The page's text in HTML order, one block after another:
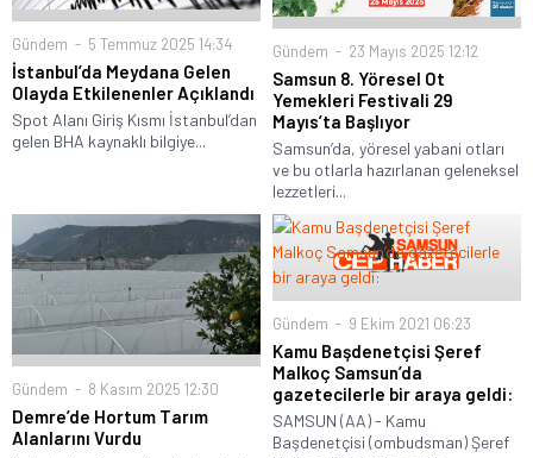
Gündem 5 Temmuz 2025 14:34
İstanbul’da Meydana Gelen
Olayda Etkilenenler Açıklandı
Spot Alanı Giriş Kısmı İstanbul’dan
gelen BHA kaynaklı bilgiye...
Gündem 23 Mayıs 2025 12:12
Samsun 8. Yöresel Ot
Yemekleri Festivali 29
Mayıs’ta Başlıyor
Samsun’da, yöresel yabani otları
ve bu otlarla hazırlanan geleneksel
lezzetleri...
Gündem 8 Kasım 2025 12:30
Demre’de Hortum Tarım
Alanlarını Vurdu
Gündem 9 Ekim 2021 06:23
Kamu Başdenetçisi Şeref
Malkoç Samsun’da
gazetecilerle bir araya geldi:
SAMSUN (AA) - Kamu
Başdenetçisi (ombudsman) Şeref